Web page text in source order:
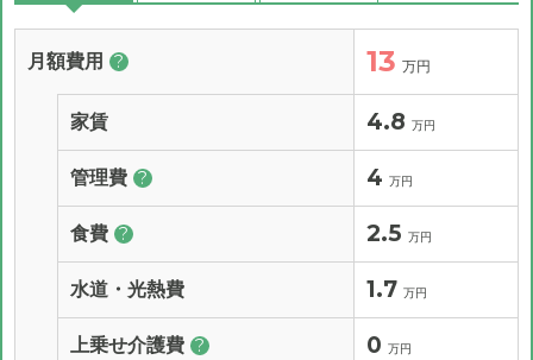
月額費用 ? 13 万円
家賃 4.8 万円
管理費 ? 4 万円
食費 ? 2.5 万円
水道・光熱費 1.7 万円
上乗せ介護費 ? 0 万円